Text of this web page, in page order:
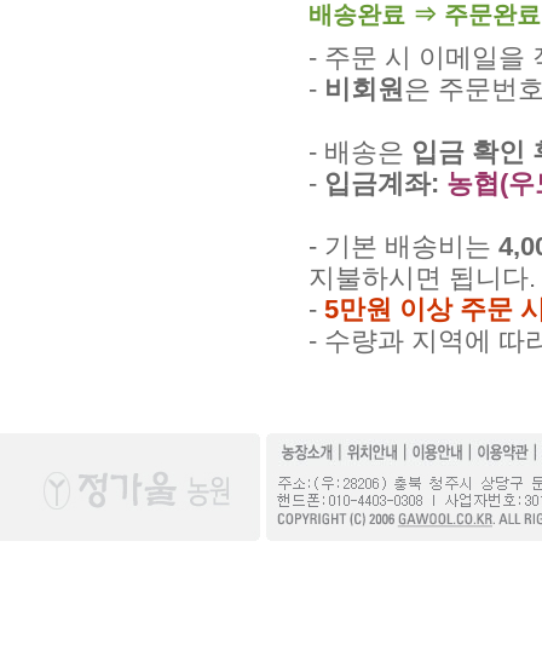
배송완료 ⇒ 주문완료
- 주문 시 이메일을
- 비회원은 주문번
- 배송은 입금 확인
- 입금계좌: 농협(우
- 기본 배송비는
지불하시면 됩니다.
- 5만원 이상 주문
- 수량과 지역에 따